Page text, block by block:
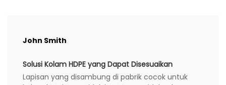
John Smith
Solusi Kolam HDPE yang Dapat Disesuaikan
Lapisan yang disambung di pabrik cocok untuk